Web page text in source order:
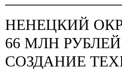
НЕНЕЦКИЙ
66 МЛН
СОЗДАНИЕ